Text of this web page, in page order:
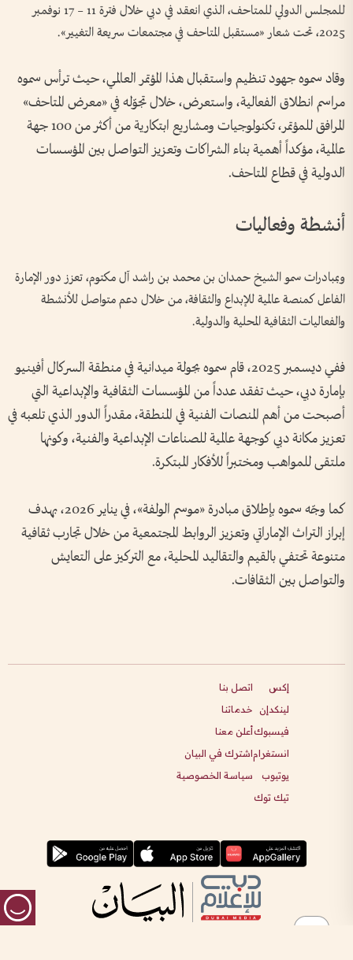
للمجلس الدولي للمتاحف، الذي انعقد في دبي خلال فترة 11 – 17 نوفمبر
2025، تحت شعار «مستقبل المتاحف في مجتمعات سريعة التغيير».
وقاد سموه جهود تنظيم واستقبال هذا المؤتمر العالمي، حيث ترأس سموه
مراسم انطلاق الفعالية، واستعرض، خلال تجوّله في «معرض المتاحف»
المرافق للمؤتمر، تكنولوجيات ومشاريع ابتكارية من أكثر من 100 جهة
عالمية، مؤكداً أهمية بناء الشراكات وتعزيز التواصل بين المؤسسات
الدولية في قطاع المتاحف.
أنشطة وفعاليات
وبمبادرات سمو الشيخ حمدان بن محمد بن راشد آل مكتوم، تعزز دور الإمارة
الفاعل كمنصة عالمية للإبداع والثقافة، من خلال دعم متواصل للأنشطة
والفعاليات الثقافية المحلية والدولية.
ففي ديسمبر 2025، قام سموه بجولة ميدانية في منطقة السركال أفينيو
بإمارة دبي، حيث تفقد عدداً من المؤسسات الثقافية والإبداعية التي
أصبحت من أهم المنصات الفنية في المنطقة، مقدراً الدور الذي تلعبه في
تعزيز مكانة دبي كوجهة عالمية للصناعات الإبداعية والفنية، وكونها
ملتقى للمواهب ومختبراً للأفكار المبتكرة.
كما وجّه سموه بإطلاق مبادرة «موسم الولفة»، في يناير 2026، بهدف
إبراز التراث الإماراتي وتعزيز الروابط المجتمعية من خلال تجارب ثقافية
متنوعة تحتفي بالقيم والتقاليد المحلية، مع التركيز على التعايش
والتواصل بين الثقافات.
إكس
لينكدإن
فيسبوك
انستغرام
يوتيوب
تيك توك
اتصل بنا
خدماتنا
أعلن معنا
اشترك في البيان
سياسة الخصوصية